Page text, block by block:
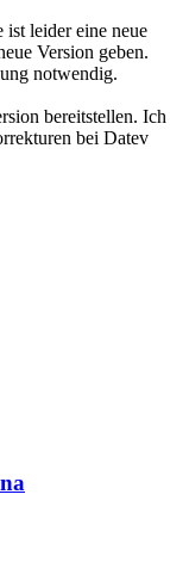
leider eine neue
Version geben.
notwendig.
bereitstellen. Ich
bei Datev